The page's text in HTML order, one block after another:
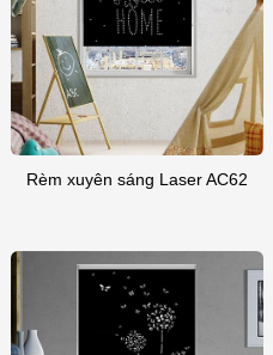
Rèm xuyên sáng Laser AC62